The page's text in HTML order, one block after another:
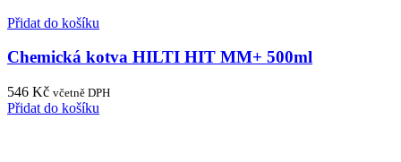
Přidat do košíku
Chemická kotva HILTI HIT MM+ 500ml
546 Kč včetně DPH
Přidat do košíku